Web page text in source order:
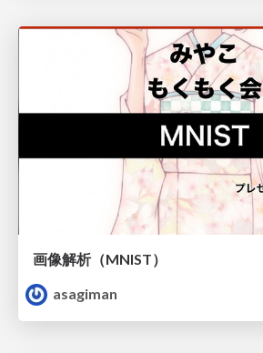
画像解析（MNIST）
asagiman